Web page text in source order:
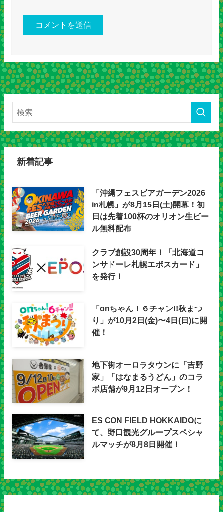
新着記事
「沖縄フェスビアガーデン2026
in札幌」が8月15日(土)開幕！初
日は先着100杯のオリオン生ビー
ル無料配布
クラブ創設30周年！「北海道コ
ンサドーレ札幌エポスカード」
を発行！
「onちゃん！６チャン!!秋まつ
り」が10月2日(金)〜4日(日)に開
催！
地下街オーロラタウンに「吉野
家」「はなまるうどん」のコラ
ボ店舗が9月12日オープン！
ES CON FIELD HOKKAIDOに
て、野口観光グループスペシャ
ルマッチが8月8日開催！